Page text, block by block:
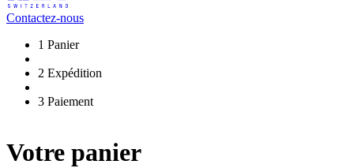
Contactez-nous
1 Panier
2 Expédition
3 Paiement
Votre panier